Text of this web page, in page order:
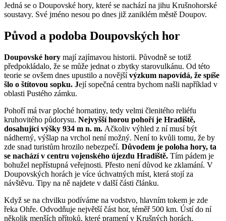
Jedná se o Doupovské hory, které se nachází na jihu Krušnohorské
soustavy. Své jméno nesou po dnes již zaniklém městě Doupov.
Původ a podoba Doupovských hor
Doupovské hory mají zajímavou historii. Původně se totiž
předpokládalo, že se může jednat o zbytky starovulkánu. Od této
teorie se ovšem dnes upustilo a novějšívýzkum napovídá, že spíše
šlo o štítovou sopku. Její sopečná centra bychom našli například v
oblasti Pustého zámku.
Pohoří má tvar ploché hornatiny, tedy velmi členitého reliéfu
kruhovitého půdorysu. Nejvyšší horou pohoří je Hradiště,
dosahující výšky 934 m n. m. Ačkoliv výhled z ní musí být
nádherný, výšlap na vrchol není možný. Není to kvůli tomu, že by
zde snad turistům hrozilo nebezpečí. Důvodem je poloha hory, ta
se nachází v centru vojenského újezdu Hradiště. Tím pádem je
bohužel nepřístupná veřejnosti. Přesto není důvod ke zklamání. V
Doupovských horách je více úchvatných míst, která stojí za
návštěvu. Tipy na ně najdete v další části článku.
Když se na chvilku podíváme na vodstvo, hlavním tokem je zde
řeka Ohře. Odvodňuje největší část hor, téměř 500 km. Ústí do ní
několik menších přítoků, které pramení v Krušných horách.